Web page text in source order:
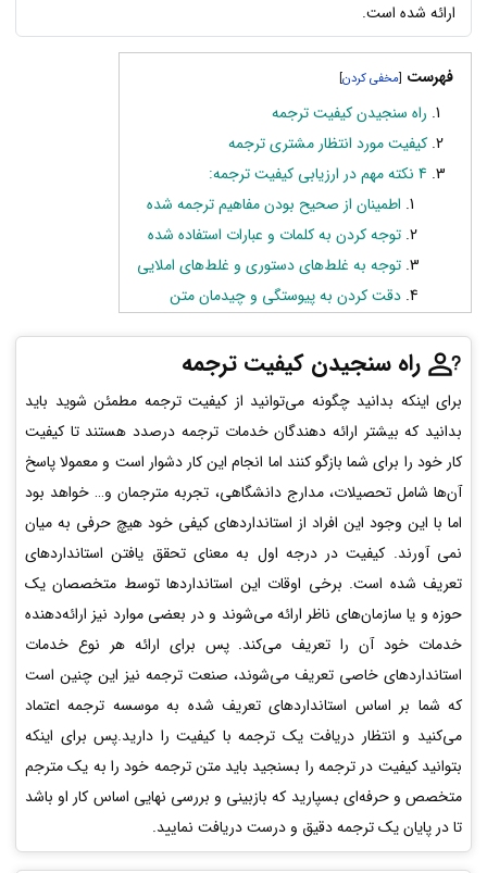
ارائه شده است.
فهرست [
]
راه سنجیدن کیفیت ترجمه
کیفیت مورد انتظار مشتری ترجمه
4 نکته مهم در ارزیابی کیفیت ترجمه:
اطمینان از صحیح بودن مفاهیم ترجمه شده
توجه کردن به کلمات و عبارات استفاده شده
توجه به غلط‌های دستوری و غلط‌های املایی
دقت کردن به پیوستگی و چیدمان متن
راه سنجیدن کیفیت ترجمه
برای اینکه بدانید چگونه می‌توانید از کیفیت ترجمه مطمئن شوید باید
بدانید که بیشتر ارائه دهندگان خدمات ترجمه درصدد هستند تا کیفیت
کار خود را برای شما بازگو کنند اما انجام این کار دشوار است و معمولا پاسخ
آن‌ها شامل تحصیلات، مدارج دانشگاهی، تجربه مترجمان و… خواهد بود
اما با این وجود این افراد از استانداردهای کیفی خود هیچ حرفی به میان
نمی آورند. کیفیت در درجه اول به معنای تحقق یافتن استانداردهای
تعریف شده است. برخی اوقات این استانداردها توسط متخصصان یک
حوزه و یا سازمان‌های ناظر ارائه می‌شوند و در بعضی موارد نیز ارائه‌دهنده
خدمات خود آن را تعریف می‌کند. پس برای ارائه هر نوع خدمات
استانداردهای خاصی تعریف می‌شوند، صنعت ترجمه نیز این چنین است
که شما بر اساس استانداردهای تعریف شده به موسسه ترجمه اعتماد
می‌کنید و انتظار دریافت یک ترجمه با کیفیت را دارید.پس برای اینکه
بتوانید کیفیت در ترجمه را بسنجید باید متن ترجمه خود را به یک مترجم
متخصص و حرفه‌ای بسپارید که بازبینی و بررسی نهایی اساس کار او باشد
تا در پایان یک ترجمه دقیق و درست دریافت نمایید.